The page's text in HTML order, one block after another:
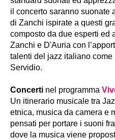
il concerto saranno suonate
di Zanchi ispirate a questi
composto da due esperti ed
Zanchi e D'Auria con
talenti del jazz italiano
Servidio.
Concerti nel programma
Un itinerario musicale tra
etnica, musica da camera e
pensati per portare i suoni
dove la musica viene